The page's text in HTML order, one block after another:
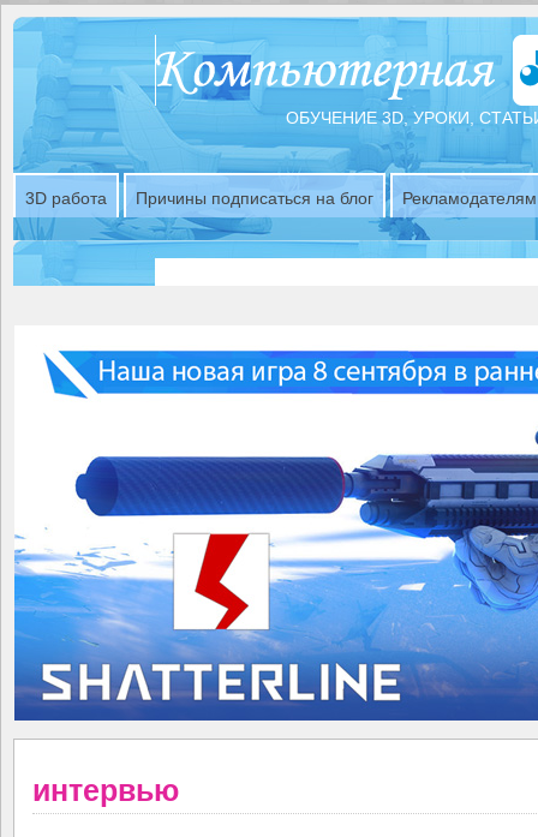
ОБУЧЕНИЕ 3D, УРОКИ,
3D работа Причины подписаться на блог Рекламодателям
интервью